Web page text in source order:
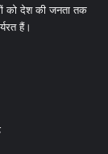
को देश की जनता तक
हैं।